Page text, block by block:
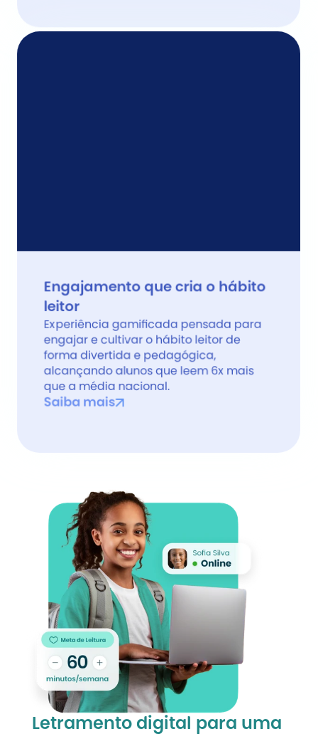
Engajamento que cria o hábito
leitor
Experiência gamificada pensada para
engajar e cultivar o hábito leitor de
forma divertida e pedagógica,
alcançando alunos que leem 6x mais
que a média nacional.
Saiba mais
Letramento digital para uma